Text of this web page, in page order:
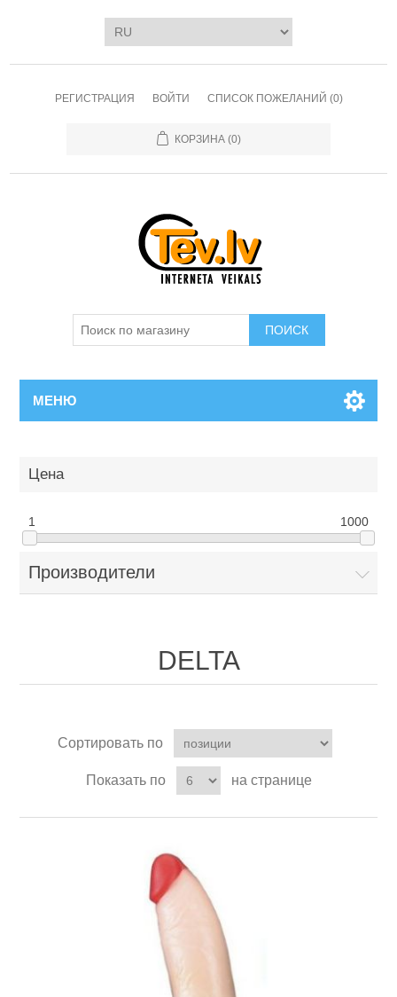
РЕГИСТРАЦИЯ ВОЙТИ СПИСОК ПОЖЕЛАНИЙ (0)
КОРЗИНА (0)
ПОИСК
МЕНЮ
Цена
1 1000
Производители
DELTA
Сортировать по
Показать по на странице